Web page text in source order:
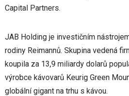
Capital Partners.
JAB Holding je investičním
rodiny Reimannů. Skupina vedená
koupila za 13,9 miliardy dolarů
výrobce kávovarů Keurig Green
globální gigant na trhu s kávou.